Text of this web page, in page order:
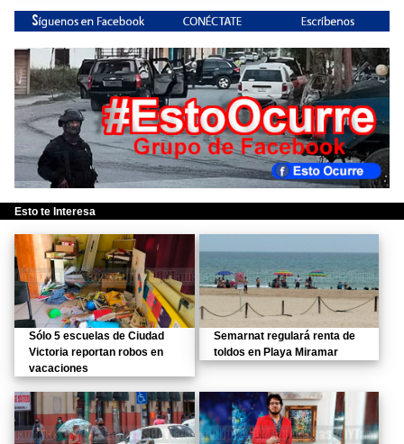
Esto te Interesa
Sólo 5 escuelas de Ciudad
Victoria reportan robos en
vacaciones
Semarnat regulará renta de
toldos en Playa Miramar